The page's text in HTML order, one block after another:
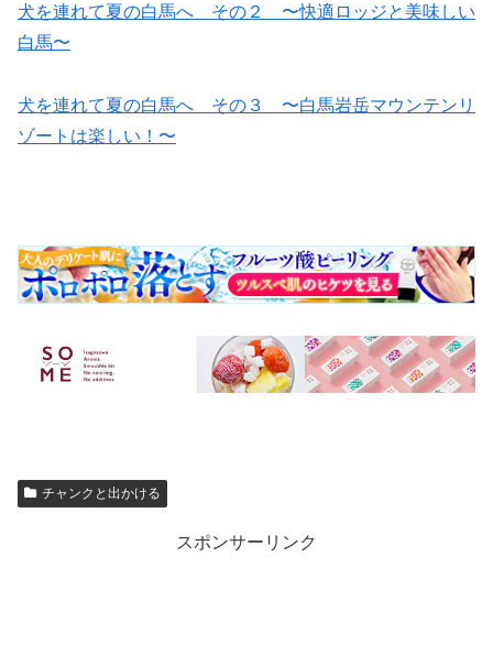
犬を連れて夏の白馬へ その２ 〜快適ロッジと美味しい
白馬〜
犬を連れて夏の白馬へ その３ 〜白馬岩岳マウンテンリ
ゾートは楽しい！〜
チャンクと出かける
スポンサーリンク